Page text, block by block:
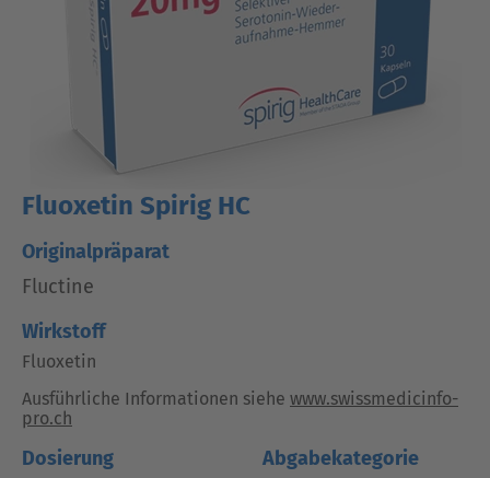
Fluoxetin Spirig HC
Originalpräparat
Fluctine
Wirkstoff
Fluoxetin
Ausführliche Informationen siehe www.swissmedicinfo-
pro.ch
Dosierung
Abgabekategorie